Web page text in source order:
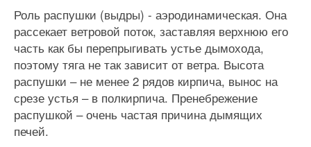
Роль распушки (выдры) - аэродинамическая. Она
рассекает ветровой поток, заставляя верхнюю его
часть как бы перепрыгивать устье дымохода,
поэтому тяга не так зависит от ветра. Высота
распушки – не менее 2 рядов кирпича, вынос на
срезе устья – в полкирпича. Пренебрежение
распушкой – очень частая причина дымящих
печей.